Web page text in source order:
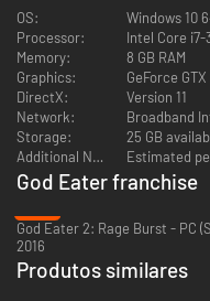
OS:
Windows 10
Processor:
Intel Core i7-
Memory:
8 GB RAM
Graphics:
GeForce
DirectX:
Version 11
Network:
Broadband
Storage:
25 GB
Additional Notes:
God Eater franchise
God Eater 2: Rage Burst - PC
2016
Produtos similares